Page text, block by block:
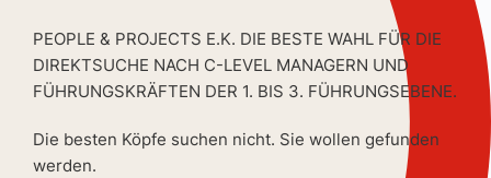
PEOPLE & PROJECTS E.K. DIE BESTE WAHL FÜR DIE
DIREKTSUCHE NACH C-LEVEL MANAGERN UND
FÜHRUNGSKRÄFTEN DER 1. BIS 3. FÜHRUNGSEBENE.
Die besten Köpfe suchen nicht. Sie wollen gefunden
werden.